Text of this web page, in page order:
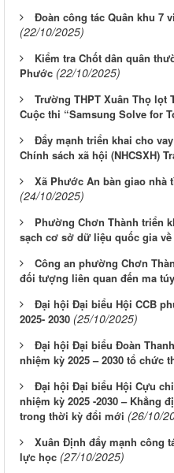
Đoàn công tác Quân khu 7
(22/10/2025)
Kiểm tra Chốt dân quân
Phước (22/10/2025)
Trường THPT Xuân Thọ lọt
Cuộc thi “Samsung Solve for
Đẩy mạnh triển khai cho
Chính sách xã hội (NHCSXH)
Xã Phước An bàn giao nhà
(24/10/2025)
Phường Chơn Thành triển
sạch cơ sở dữ liệu quốc gia về
Công an phường Chơn
đối tượng liên quan đến ma túy
Đại hội Đại biểu Hội CCB
2025- 2030 (25/10/2025)
Đại hội Đại biểu Đoàn
nhiệm kỳ 2025 – 2030 tổ chức
Đại hội Đại biểu Hội Cựu
nhiệm kỳ 2025 -2030 – Khẳng
trong thời kỳ đổi mới (26/10/
Xuân Định đẩy mạnh công
lực học (27/10/2025)